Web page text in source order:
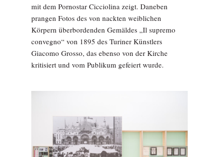
mit dem Pornostar Cicciolina zeigt. Daneben
prangen Fotos des von nackten weiblichen
Körpern überbordenden Gemäldes „Il supremo
convegno“ von 1895 des Turiner Künstlers
Giacomo Grosso, das ebenso von der Kirche
kritisiert und vom Publikum gefeiert wurde.